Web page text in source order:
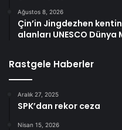
Ağustos 8, 2026
Çin’in Jingdezhen
alanları UNESCO Dünya
Rastgele Haberler
Aralık 27, 2025
SPK’dan rekor ceza
Nisan 15, 2026